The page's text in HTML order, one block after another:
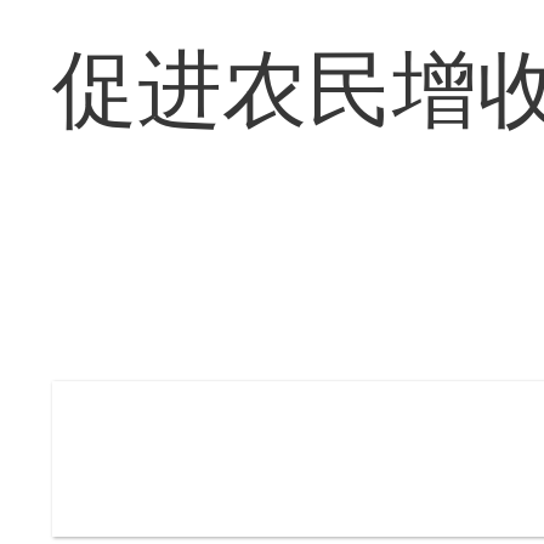
促进农民增